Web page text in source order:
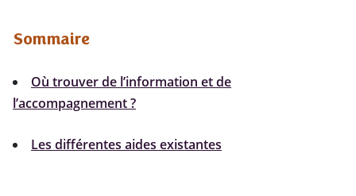
Sommaire
Où trouver de l’information et de
l’accompagnement ?
Les différentes aides existantes